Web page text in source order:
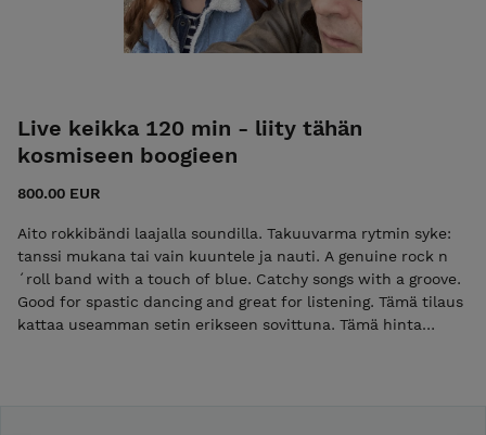
Live keikka 120 min - liity tähän
kosmiseen boogieen
800.00 EUR
Aito rokkibändi laajalla soundilla. Takuuvarma rytmin syke:
tanssi mukana tai vain kuuntele ja nauti. A genuine rock n
´roll band with a touch of blue. Catchy songs with a groove.
Good for spastic dancing and great for listening. Tämä tilaus
kattaa useamman setin erikseen sovittuna. Tämä hinta